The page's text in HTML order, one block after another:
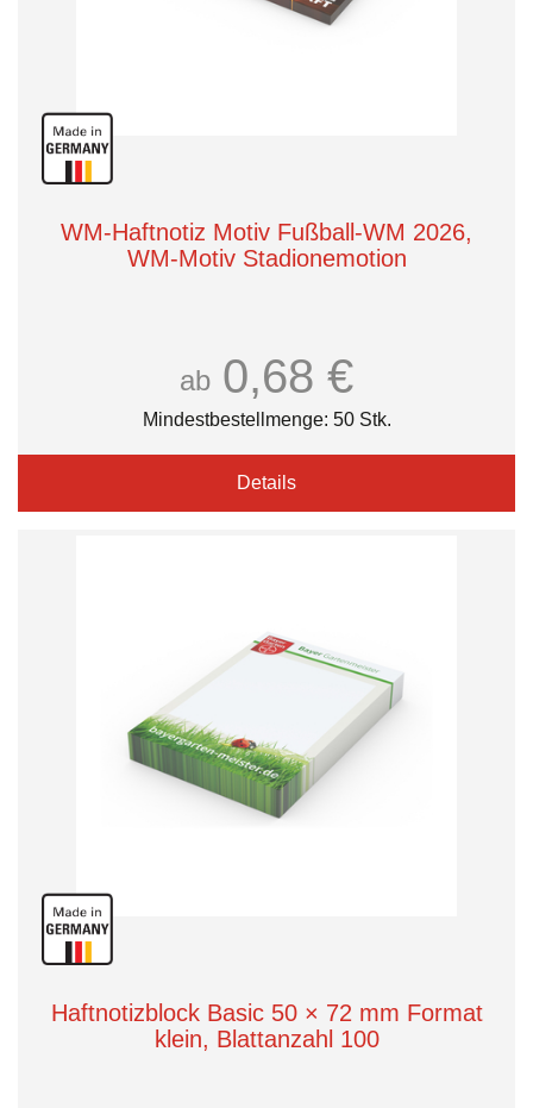
WM-Haftnotiz Motiv Fußball-WM 2026,
WM-Motiv Stadionemotion
ab 0,68 €
Mindestbestellmenge: 50 Stk.
Details
Haftnotizblock Basic 50 × 72 mm Format
klein, Blattanzahl 100